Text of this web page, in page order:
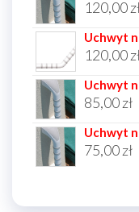
120,00
Uchwyt
120,00
Uchwyt
85,00zł
Uchwyt
75,00zł